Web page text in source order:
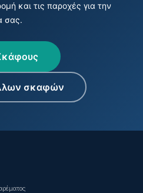
και τις παροχές για την
σας.
σκαφών